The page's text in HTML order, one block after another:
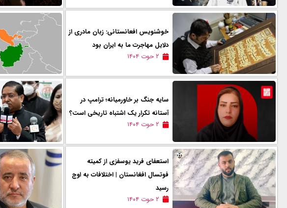
خوشنویس افعانستانی: زبان مادری از
دلایل مهاجرت ما به ایران بود
۲ حوت ۱۴۰۴
سایه جنگ بر خاورمیانه؛ ترامپ در
آستانه تکرار یک اشتباه تاریخی است؟
۲ حوت ۱۴۰۴
استعفای فرید یوسفزی از کمیته
فوتسال افغانستان | اختلافات به اوج
رسید
۲ حوت ۱۴۰۴